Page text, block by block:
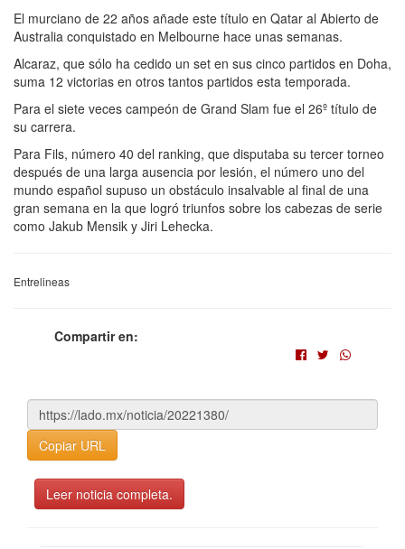
El murciano de 22 años añade este título en Qatar al Abierto de
Australia conquistado en Melbourne hace unas semanas.
Alcaraz, que sólo ha cedido un set en sus cinco partidos en Doha,
suma 12 victorias en otros tantos partidos esta temporada.
Para el siete veces campeón de Grand Slam fue el 26º título de
su carrera.
Para Fils, número 40 del ranking, que disputaba su tercer torneo
después de una larga ausencia por lesión, el número uno del
mundo español supuso un obstáculo insalvable al final de una
gran semana en la que logró triunfos sobre los cabezas de serie
como Jakub Mensik y Jiri Lehecka.
Entrelineas
Compartir en:
Copiar URL
Leer noticia completa.